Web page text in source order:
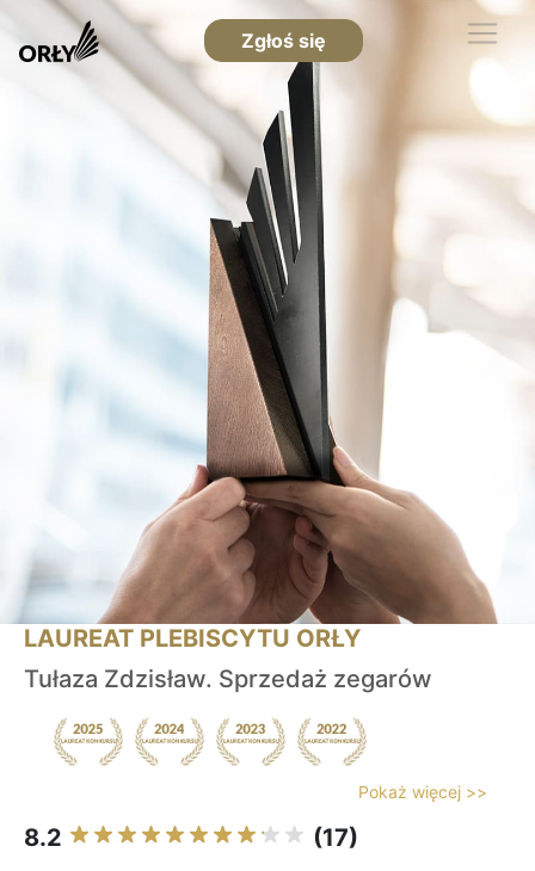
Zgłoś się
LAUREAT PLEBISCYTU ORŁY
Tułaza Zdzisław. Sprzedaż zegarów
Pokaż więcej >>
8.2 (17)